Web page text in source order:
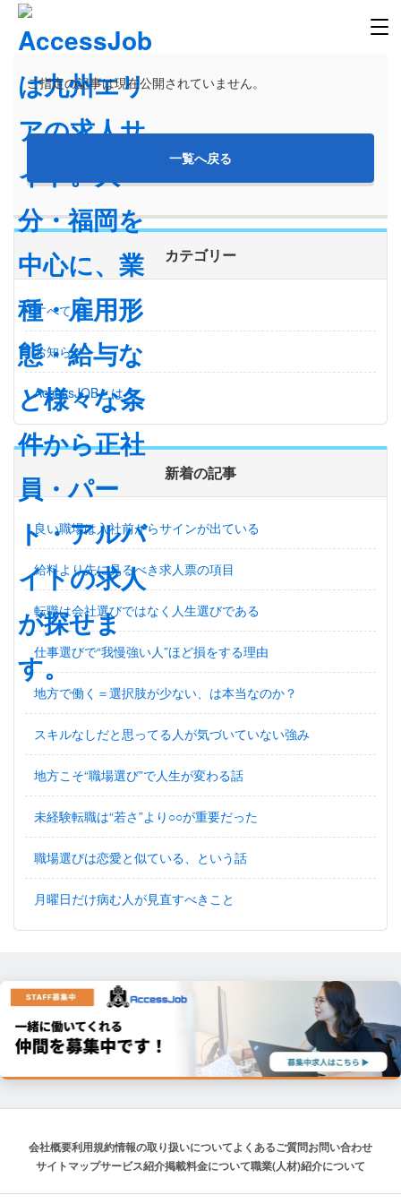
ご指定の記事は現在公開されていません。
一覧へ戻る
カテゴリー
すべて
お知らせ
AccessJOBとは
新着の記事
良い職場は入社前からサインが出ている
給料より先に見るべき求人票の項目
転職は会社選びではなく人生選びである
仕事選びで“我慢強い人”ほど損をする理由
地方で働く＝選択肢が少ない、は本当なのか？
スキルなしだと思ってる人が気づいていない強み
地方こそ“職場選び”で人生が変わる話
未経験転職は“若さ”より○○が重要だった
職場選びは恋愛と似ている、という話
月曜日だけ病む人が見直すべきこと
会社概要利用規約情報の取り扱いについてよくあるご質問お問い合わせ
サイトマップサービス紹介掲載料金について職業(人材)紹介について